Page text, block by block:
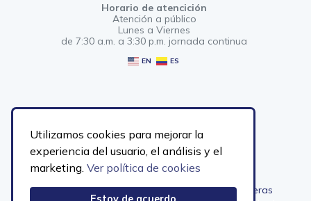
Utilizamos cookies para mejorar la
experiencia del usuario, el análisis y el
marketing. Ver política de cookies
Horario de atencición
Atención a público
Lunes a Viernes
de 7:30 a.m. a 3:30 p.m. jornada continua
EN ES
Enlaces rápidos
Servicios
Sedes
Convocatorias
Aliados
ASOPAGOS
ASOCAJAS
Cajas sin fronteras